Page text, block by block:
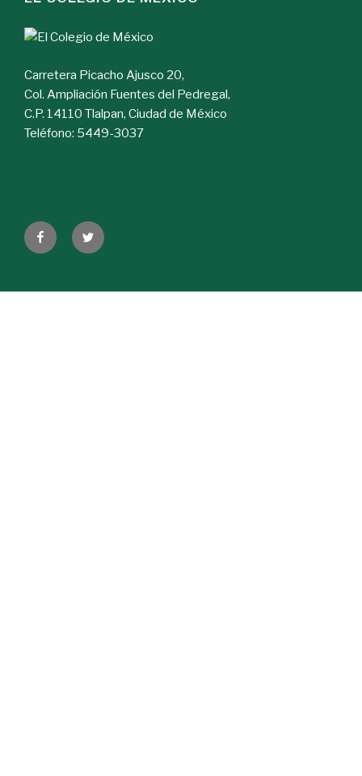
Carretera Picacho Ajusco 20,
Col. Ampliación Fuentes del Pedregal,
C.P. 14110 Tlalpan, Ciudad de México
Teléfono: 5449-3037
FacebookTwitter